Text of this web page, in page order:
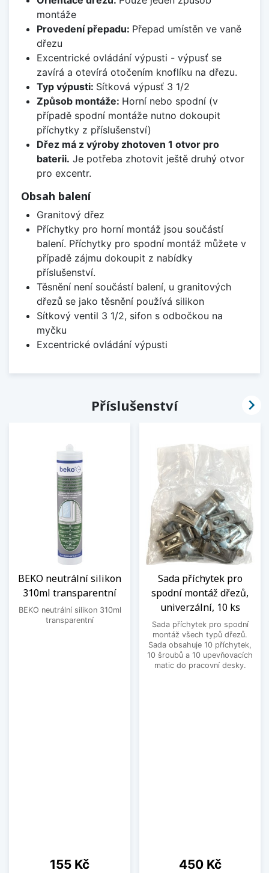
montáže
Provedení přepadu: Přepad umístěn ve vaně
dřezu
Excentrické ovládání výpusti - výpusť se
zavírá a otevírá otočením knoflíku na dřezu.
Typ výpusti: Sítková výpusť 3 1/2
Způsob montáže: Horní nebo spodní (v
případě spodní montáže nutno dokoupit
příchytky z příslušenství)
Dřez má z výroby zhotoven 1 otvor pro
baterii. Je potřeba zhotovit ještě druhý otvor
pro excentr.
Obsah balení
Granitový dřez
Příchytky pro horní montáž jsou součástí
balení. Příchytky pro spodní montáž můžete v
případě zájmu dokoupit z nabídky
příslušenství.
Těsnění není součástí balení, u granitových
dřezů se jako těsnění používá silikon
Sítkový ventil 3 1/2, sifon s odbočkou na
myčku
Excentrické ovládání výpusti
Příslušenství
BEKO neutrální silikon
310ml transparentní
BEKO neutrální silikon 310ml
transparentní
Cena
155 Kč
Sada příchytek pro
spodní montáž dřezů,
univerzální, 10 ks
Sada příchytek pro spodní
montáž všech typů dřezů.
Sada obsahuje 10 příchytek,
10 šroubů a 10 upevňovacích
matic do pracovní desky.
Cena
450 Kč
